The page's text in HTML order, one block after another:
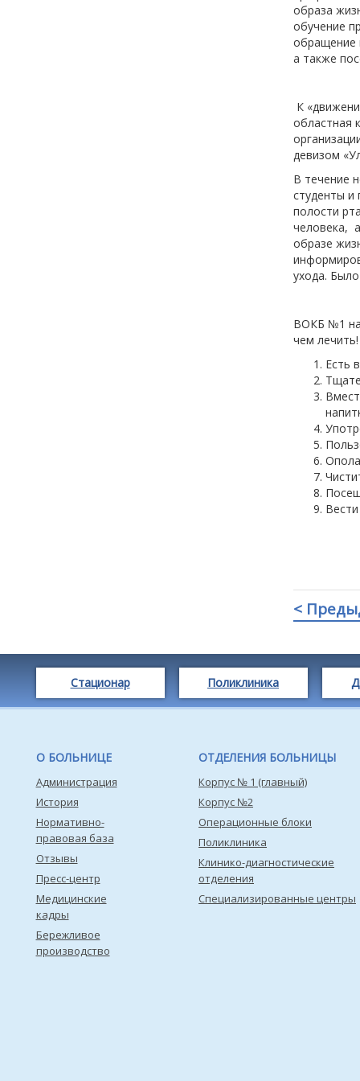
образа
обучение
обращение
а также
К
областная
девизом
В течение
студенты и
полости
человека,
образе
ухода.
ВОКБ №1
чем
Есть
<
Стационар Поликлиника
О БОЛЬНИЦЕ
Администрация
История
Нормативно-
правовая база
Отзывы
Пресс-центр
Медицинские
кадры
Бережливое
производство
ОТДЕЛЕНИЯ БОЛЬНИЦЫ
Корпус № 1 (главный)
Корпус №2
Операционные блоки
Поликлиника
Клинико-диагностические
отделения
Специализированные центры